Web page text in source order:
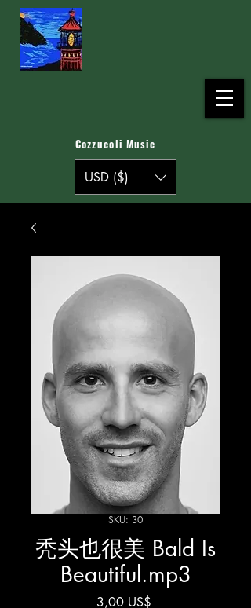
Cozzucoli Music
USD ($)
SKU: 30
秃头也很美 Bald Is
Beautiful.mp3
3,00 US$Giá